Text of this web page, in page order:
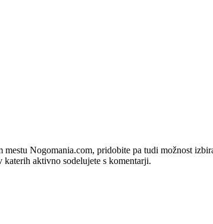
mestu Nogomania.com, pridobite pa tudi možnost
aktivno sodelujete s komentarji.